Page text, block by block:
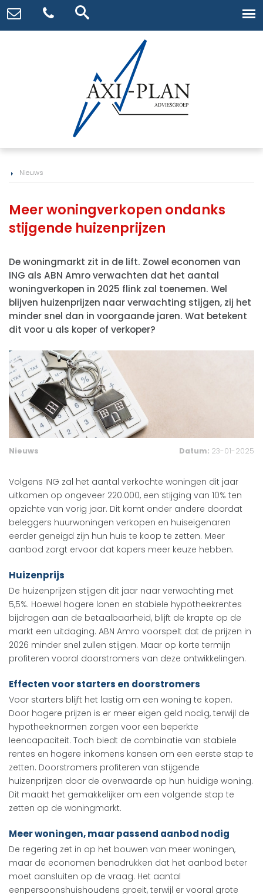
Nieuws
Meer woningverkopen ondanks
stijgende huizenprijzen
De woningmarkt zit in de lift. Zowel economen van
ING als ABN Amro verwachten dat het aantal
woningverkopen in 2025 flink zal toenemen. Wel
blijven huizenprijzen naar verwachting stijgen, zij het
minder snel dan in voorgaande jaren. Wat betekent
dit voor u als koper of verkoper?
Nieuws Datum: 23-01-2025
Volgens ING zal het aantal verkochte woningen dit jaar
uitkomen op ongeveer 220.000, een stijging van 10% ten
opzichte van vorig jaar. Dit komt onder andere doordat
beleggers huurwoningen verkopen en huiseigenaren
eerder geneigd zijn hun huis te koop te zetten. Meer
aanbod zorgt ervoor dat kopers meer keuze hebben.
Huizenprijs
De huizenprijzen stijgen dit jaar naar verwachting met
5,5%. Hoewel hogere lonen en stabiele hypotheekrentes
bijdragen aan de betaalbaarheid, blijft de krapte op de
markt een uitdaging. ABN Amro voorspelt dat de prijzen in
2026 minder snel zullen stijgen. Maar op korte termijn
profiteren vooral doorstromers van deze ontwikkelingen.
Effecten voor starters en doorstromers
Voor starters blijft het lastig om een woning te kopen.
Door hogere prijzen is er meer eigen geld nodig, terwijl de
hypotheeknormen zorgen voor een beperkte
leencapaciteit. Toch biedt de combinatie van stabiele
rentes en hogere inkomens kansen om een eerste stap te
zetten. Doorstromers profiteren van stijgende
huizenprijzen door de overwaarde op hun huidige woning.
Dit maakt het gemakkelijker om een volgende stap te
zetten op de woningmarkt.
Meer woningen, maar passend aanbod nodig
De regering zet in op het bouwen van meer woningen,
maar de economen benadrukken dat het aanbod beter
moet aansluiten op de vraag. Het aantal
eenpersoonshuishoudens groeit, terwijl er vooral grote